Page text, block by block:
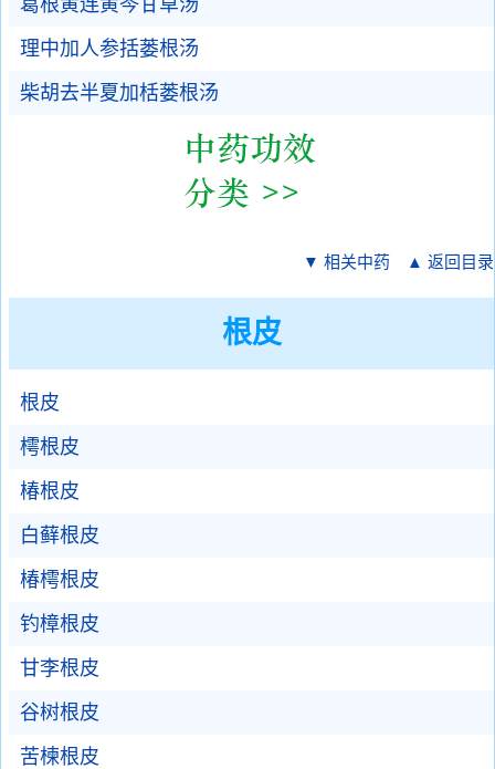
葛根黄连黄芩甘草汤
理中加人参括蒌根汤
柴胡去半夏加栝蒌根汤
▼ 相关中药 ▲ 返回目录
根皮
根皮
樗根皮
椿根皮
白藓根皮
椿樗根皮
钓樟根皮
甘李根皮
谷树根皮
苦楝根皮